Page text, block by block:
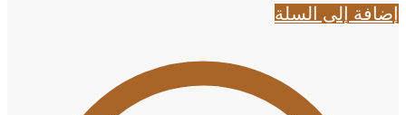
إضافة إلى السلة